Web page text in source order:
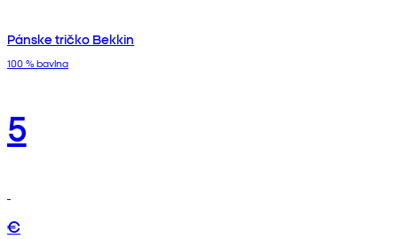
Pánske tričko Bekkin
100 % bavlna
5
€